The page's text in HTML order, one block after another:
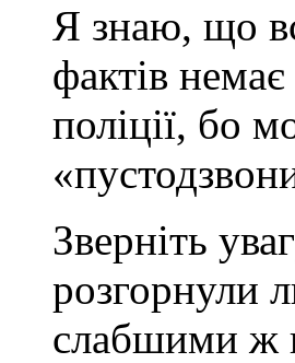
Я знаю, що
фактів
поліції, бо
Зверніть
розгорнули
слабшими ж